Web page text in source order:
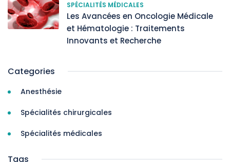
SPÉCIALITÉS MÉDICALES
Les Avancées en Oncologie Médicale
et Hématologie : Traitements
Innovants et Recherche
Categories
Anesthésie
Spécialités chirurgicales
Spécialités médicales
Tags